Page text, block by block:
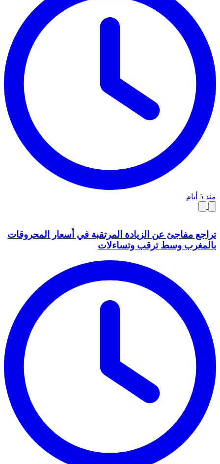
منذ 5 أيام
تراجع مفاجئ عن الزيادة المرتقبة في أسعار المحروقات
بالمغرب وسط ترقب وتساءلات